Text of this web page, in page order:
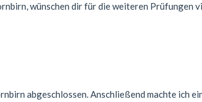
wünschen dir für die weiteren Prüfungen
abgeschlossen. Anschließend machte ich